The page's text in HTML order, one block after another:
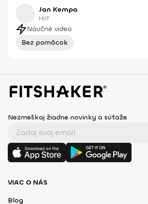
Jan Kempa
HIIT
Náučné video
Bez pomôcok
Nezmeškaj žiadne novinky a súťaže
VIAC O NÁS
Blog